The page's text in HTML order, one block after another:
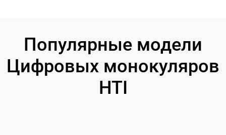
Популярные модели
Цифровых монокуляров
HTI